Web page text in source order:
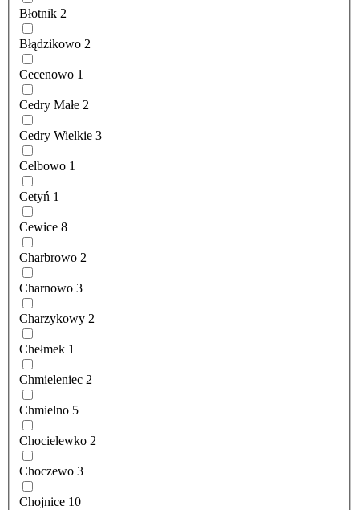
Błotnik 2
Błądzikowo 2
Cecenowo 1
Cedry Małe 2
Cedry Wielkie 3
Celbowo 1
Cetyń 1
Cewice 8
Charbrowo 2
Charnowo 3
Charzykowy 2
Chełmek 1
Chmieleniec 2
Chmielno 5
Chocielewko 2
Choczewo 3
Chojnice 10